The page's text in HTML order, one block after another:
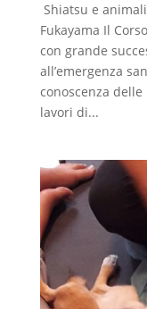
Shiatsu e
Fukayama Il
con grande
all’emergenza
conoscenza
lavori di...